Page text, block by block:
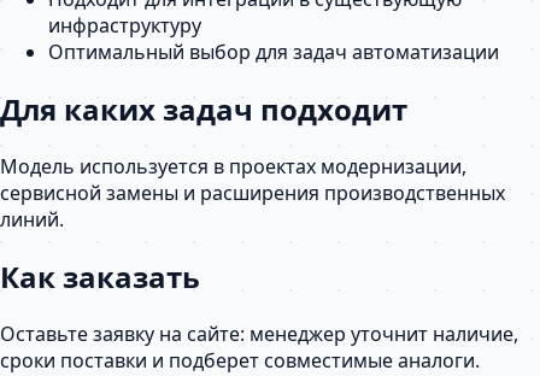
инфраструктуру
Оптимальный выбор для задач автоматизации
Для каких задач подходит
Модель используется в проектах модернизации,
сервисной замены и расширения производственных
линий.
Как заказать
Оставьте заявку на сайте: менеджер уточнит наличие,
сроки поставки и подберет совместимые аналоги.